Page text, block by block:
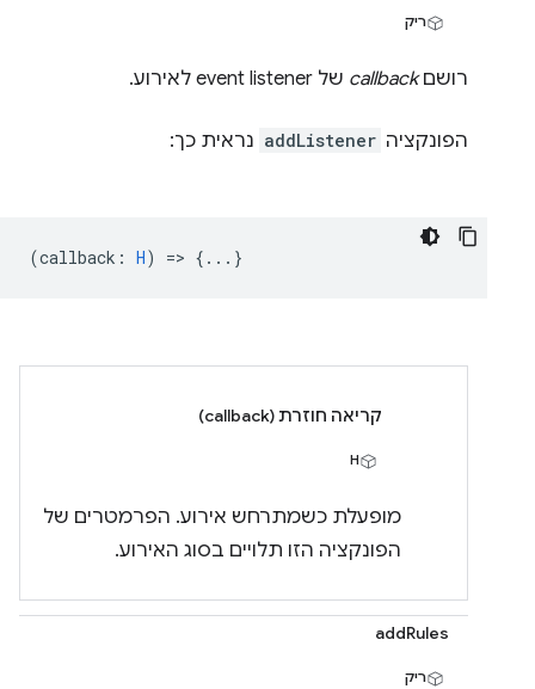
ריק
רושםcallback של event listener לאירוע.
הפונקציה addListener נראית כך:
(callback : H) => {...}
קריאה חוזרת (callback)
H
מופעלת כשמתרחש אירוע. הפרמטרים של
הפונקציה הזו תלויים בסוג האירוע.
addRules
ריק